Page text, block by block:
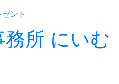
ント